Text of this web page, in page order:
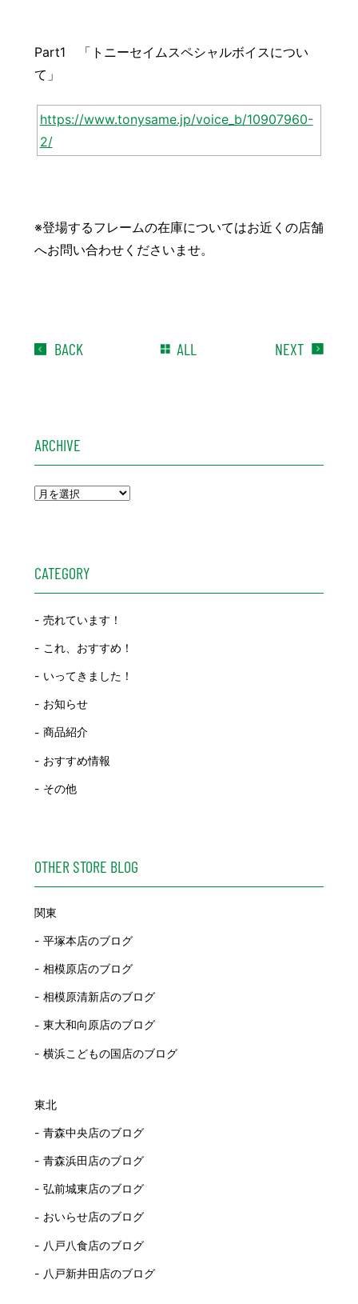
Part1 「トニーセイムスペシャルボイスについ
て」
https://www.tonysame.jp/voice_b/10907960-
2/
※登場するフレームの在庫についてはお近くの店舗
へお問い合わせくださいませ。
BACK ALL NEXT
ARCHIVE
CATEGORY
売れています！
これ、おすすめ！
いってきました！
お知らせ
商品紹介
おすすめ情報
その他
OTHER STORE BLOG
関東
平塚本店のブログ
相模原店のブログ
相模原清新店のブログ
東大和向原店のブログ
横浜こどもの国店のブログ
東北
青森中央店のブログ
青森浜田店のブログ
弘前城東店のブログ
おいらせ店のブログ
八戸八食店のブログ
八戸新井田店のブログ